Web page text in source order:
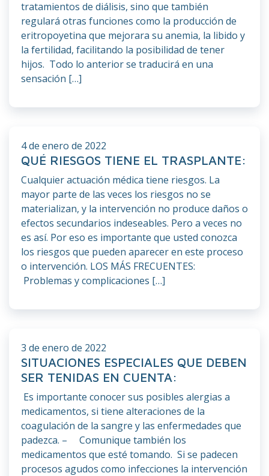
tratamientos de diálisis, sino que también
regulará otras funciones como la producción de
eritropoyetina que mejorara su anemia, la libido y
la fertilidad, facilitando la posibilidad de tener
hijos. Todo lo anterior se traducirá en una
sensación […]
4 de enero de 2022
QUÉ RIESGOS TIENE EL TRASPLANTE:
Cualquier actuación médica tiene riesgos. La
mayor parte de las veces los riesgos no se
materializan, y la intervención no produce daños o
efectos secundarios indeseables. Pero a veces no
es así. Por eso es importante que usted conozca
los riesgos que pueden aparecer en este proceso
o intervención. LOS MÁS FRECUENTES:
Problemas y complicaciones […]
3 de enero de 2022
SITUACIONES ESPECIALES QUE DEBEN
SER TENIDAS EN CUENTA:
Es importante conocer sus posibles alergias a
medicamentos, si tiene alteraciones de la
coagulación de la sangre y las enfermedades que
padezca. – Comunique también los
medicamentos que esté tomando. Si se padecen
procesos agudos como infecciones la intervención